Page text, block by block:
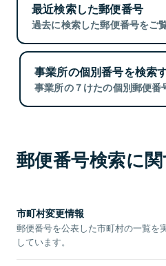
最近検索した郵便番号
過去に検索した郵便番号をご
事業所の個別番号を検索
事業所の７けたの個別郵便番
郵便番号検索に
市町村変更情報
郵便番号を公表した市町村の一覧を
しています。